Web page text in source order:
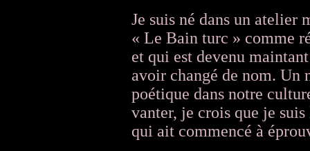
Je suis né dans un
« Le Bain turc » comme
et qui est devenu
avoir changé de nom. Un
poétique dans notre
vanter, je crois que je
qui ait commencé à